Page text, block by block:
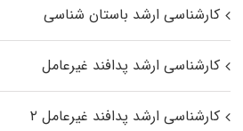
کارشناسی ارشد باستان شناسی
کارشناسی ارشد پدافند غیرعامل
کارشناسی ارشد پدافند غیرعامل ۲